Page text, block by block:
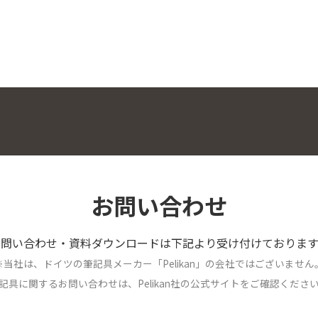
お問い合わせ
い合わせ・資料ダウンロードは下記より受け付けております
社は、ドイツの筆記具メーカー「Pelikan」の会社ではございません。
具に関するお問い合わせは、Pelikan社の公式サイトをご確認ください